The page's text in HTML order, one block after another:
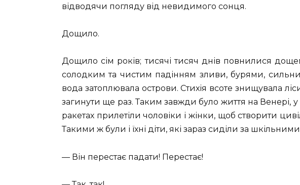
відводячи погляду від невидимого сонця.
Дощило.
Дощило сім років; тисячі тисяч днів повнилися
солодким та чистим падінням зливи, бурями,
вода затоплювала острови. Стихія всоте знищувала
загинути ще раз. Таким завжди було життя на Венері,
ракетах прилетіли чоловіки і жінки, щоб створити
Такими ж були і їхні діти, які зараз сиділи за
— Він перестає падати! Перестає!